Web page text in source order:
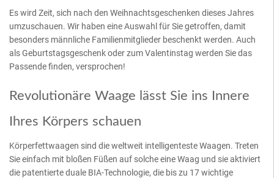
Es wird Zeit, sich nach den Weihnachtsgeschenken dieses Jahres
umzuschauen. Wir haben eine Auswahl für Sie getroffen, damit
besonders männliche Familienmitglieder beschenkt werden. Auch
als Geburtstagsgeschenk oder zum Valentinstag werden Sie das
Passende finden, versprochen!
Revolutionäre Waage lässt Sie ins Innere
Ihres Körpers schauen
Körperfettwaagen sind die weltweit intelligenteste Waagen. Treten
Sie einfach mit bloßen Füßen auf solche eine Waag und sie aktiviert
die patentierte duale BIA-Technologie, die bis zu 17 wichtige